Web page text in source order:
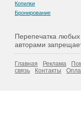
Копилки
Бронирование
Перепечатка любых
авторами
Главная Реклама
связь
Контакты